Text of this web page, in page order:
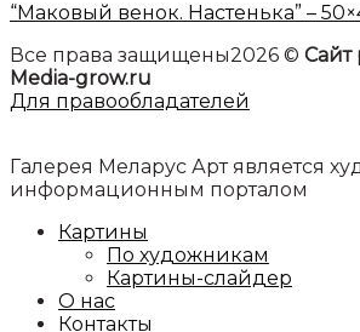
“Маковый венок. Настенька” –
Все права защищены2026 © Сайт
Media-grow.ru
Для правообладателей
Галерея Меларус Арт является
информационным порталом
Картины
По художникам
Картины-слайдер
О нас
Контакты